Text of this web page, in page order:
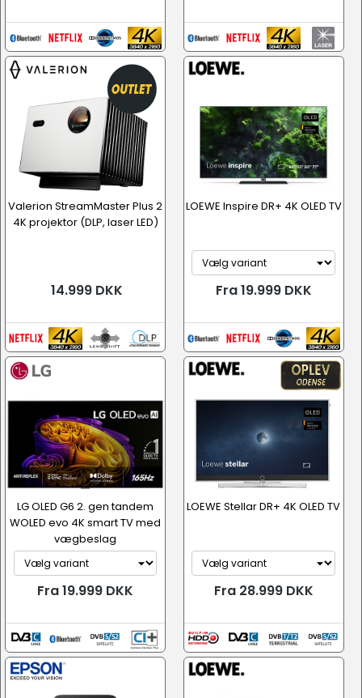
Valerion StreamMaster Plus 2
4K projektor (DLP, laser LED)
14.999 DKK
LOEWE Inspire DR+ 4K OLED TV
Fra 19.999 DKK
LG OLED G6 2. gen tandem
WOLED evo 4K smart TV med
vægbeslag
Fra 19.999 DKK
LOEWE Stellar DR+ 4K OLED TV
Fra 28.999 DKK